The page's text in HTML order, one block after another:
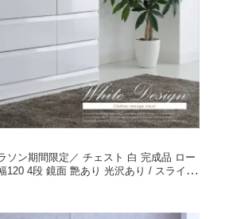
ソン期間限定／ チェスト 白 完成品 ロー
120 4段 鏡面 艶あり 光沢あり / スライド
ング収納 たんす 衣類収納 収納力 北欧
0546